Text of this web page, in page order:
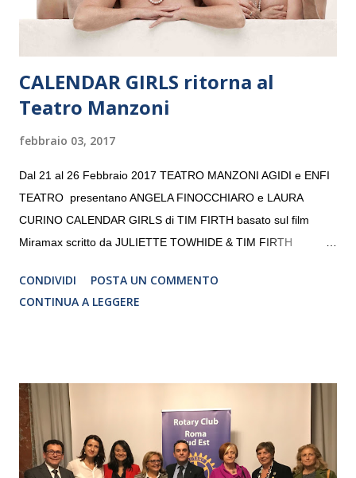
CALENDAR GIRLS ritorna al
Teatro Manzoni
febbraio 03, 2017
Dal 21 al 26 Febbraio 2017 TEATRO MANZONI AGIDI e ENFI
TEATRO presentano ANGELA FINOCCHIARO e LAURA
CURINO CALENDAR GIRLS di TIM FIRTH basato sul film
Miramax scritto da JULIETTE TOWHIDE & TIM FIRTH
CRISTINA PEZZOLI
CONDIVIDI
POSTA UN COMMENTO
CONTINUA A LEGGERE